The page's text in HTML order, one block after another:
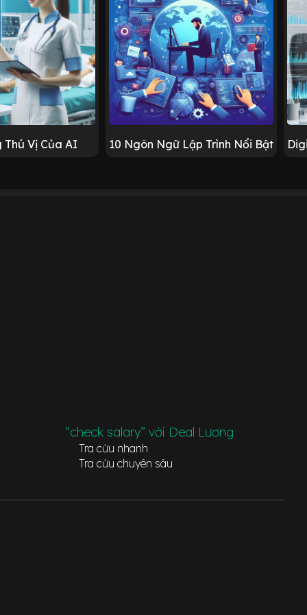
Thú Vị Của AI 10 Ngôn Ngữ Lập Trình Nổi Bật
“check salary” với Deal Lương
Tra cứu nhanh
Tra cứu chuyên sâu